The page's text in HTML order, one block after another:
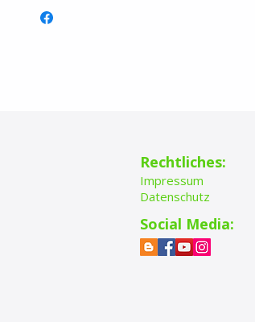
Rechtliches:
Impressum
Datenschutz
Social Media: